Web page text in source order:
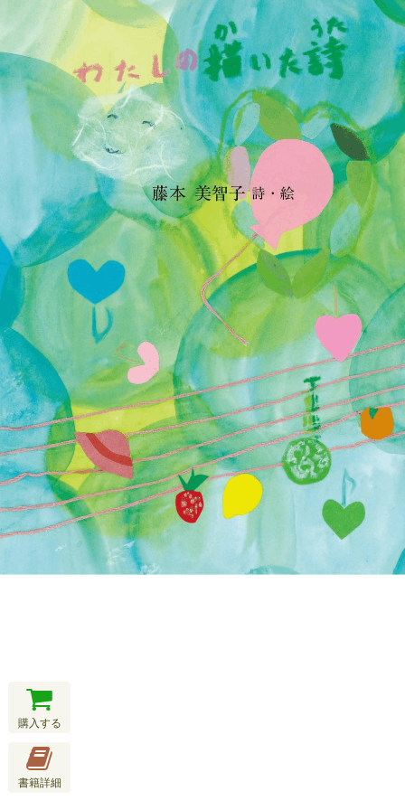
購入する
書籍詳細